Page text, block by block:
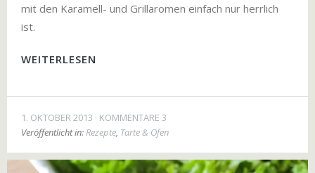
mit den Karamell- und Grillaromen einfach nur herrlich
ist.
WEITERLESEN
1. OKTOBER 2013
KOMMENTARE 3
Veröffentlicht in:Rezepte, Tarte & Ofen